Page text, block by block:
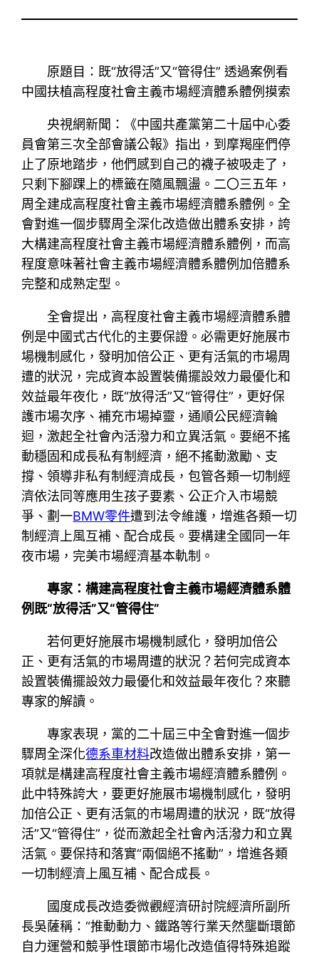
原題目：既“放得活”又“管得住” 透過案例看
中國扶植高程度社會主義市場經濟體系體例摸索
央視網新聞：《中國共產黨第二十屆中心委
員會第三次全部會議公報》指出，到摩羯座們停
止了原地踏步，他們感到自己的襪子被吸走了，
只剩下腳踝上的標籤在隨風飄盪。二〇三五年，
周全建成高程度社會主義市場經濟體系體例。全
會對進一個步驟周全深化改造做出體系安排，誇
大構建高程度社會主義市場經濟體系體例，而高
程度意味著社會主義市場經濟體系體例加倍體系
完整和成熟定型。
全會提出，高程度社會主義市場經濟體系體
例是中國式古代化的主要保證。必需更好施展市
場機制感化，發明加倍公正、更有活氣的市場周
遭的狀況，完成資本設置裝備擺設效力最優化和
效益最年夜化，既“放得活”又“管得住”，更好保
護市場次序、補充市場掉靈，通順公民經濟輪
迴，激起全社會內活潑力和立異活氣。要絕不搖
動穩固和成長私有制經濟，絕不搖動激勵、支
撐、領導非私有制經濟成長，包管各類一切制經
濟依法同等應用生孩子要素、公正介入市場競
爭、劃一BMW零件遭到法令維護，增進各類一切
制經濟上風互補、配合成長。要構建全國同一年
夜市場，完美市場經濟基本軌制。
專家：構建高程度社會主義市場經濟體系體
例既“放得活”又“管得住”
若何更好施展市場機制感化，發明加倍公
正、更有活氣的市場周遭的狀況？若何完成資本
設置裝備擺設效力最優化和效益最年夜化？來聽
專家的解讀。
專家表現，黨的二十屆三中全會對進一個步
驟周全深化德系車材料改造做出體系安排，第一
項就是構建高程度社會主義市場經濟體系體例。
此中特殊誇大，要更好施展市場機制感化，發明
加倍公正、更有活氣的市場周遭的狀況，既“放得
活”又“管得住”，從而激起全社會內活潑力和立異
活氣。要保持和落實“兩個絕不搖動”，增進各類
一切制經濟上風互補、配合成長。
國度成長改造委微觀經濟研討院經濟所副所
長吳薩稱：“推動動力、鐵路等行業天然壟斷環節
自力運營和競爭性環節市場化改造值得特殊追蹤